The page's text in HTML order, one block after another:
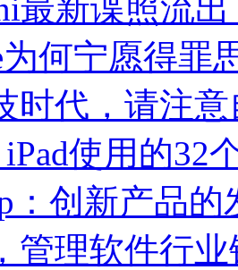
最新谍照流
何宁愿得罪
时代，请注
iPad使用的32
：创新产品的
管理软件行业